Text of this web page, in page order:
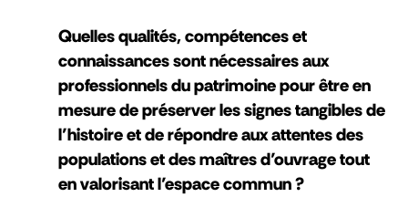
Quelles qualités, compétences et
connaissances sont nécessaires aux
professionnels du patrimoine pour être en
mesure de préserver les signes tangibles de
l’histoire et de répondre aux attentes des
populations et des maîtres d’ouvrage tout
en valorisant l’espace commun ?